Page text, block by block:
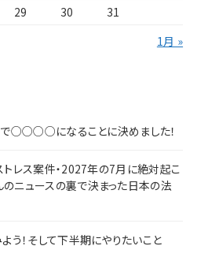
29 30
31
1月 »
で○○○○になることに決めました！
レス案件・2027年の7月に絶対起こ
ニュースの裏で決まった日本の法
う！そして下半期にやりたいこと